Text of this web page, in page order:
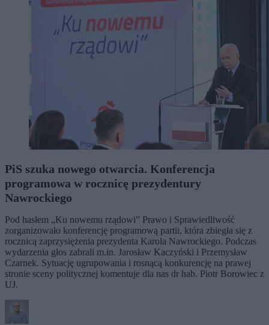
PiS szuka nowego otwarcia. Konferencja
programowa w rocznicę prezydentury
Nawrockiego
Pod hasłem „Ku nowemu rządowi” Prawo i Sprawiedliwość
zorganizowało konferencję programową partii, która zbiegła się z
rocznicą zaprzysiężenia prezydenta Karola Nawrockiego. Podczas
wydarzenia głos zabrali m.in. Jarosław Kaczyński i Przemysław
Czarnek. Sytuację ugrupowania i rosnącą konkurencję na prawej
stronie sceny politycznej komentuje dla nas dr hab. Piotr Borowiec z
UJ.